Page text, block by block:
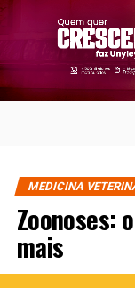
MEDICINA
Zoonoses:
mais